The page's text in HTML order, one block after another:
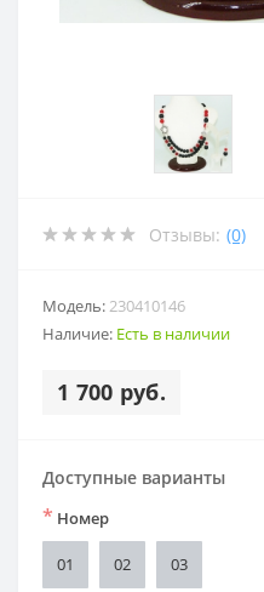
Отзывы: (0)
Модель:230410146
Наличие: Есть в наличии
1 700 руб.
Доступные варианты
* Номер
01 02 03